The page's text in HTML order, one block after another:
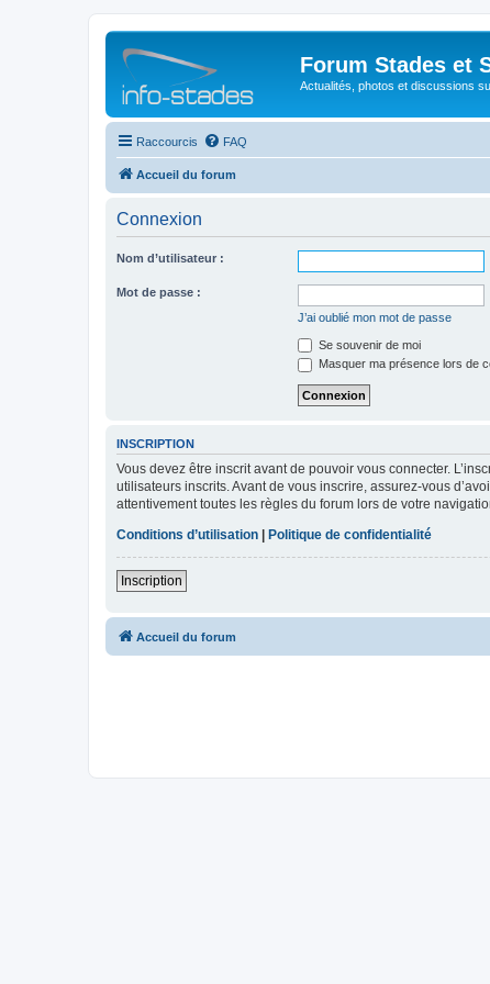
Forum Stades et
Actualités, photos et discussions
Raccourcis FAQ
Accueil du forum
Connexion
Nom d’utilisateur :
Mot de passe :
J’ai oublié mon mot de passe
Se souvenir de moi
Masquer ma présence lors de
INSCRIPTION
Vous devez être inscrit avant de pouvoir vous connecter.
utilisateurs inscrits. Avant de vous inscrire, assurez-vous
attentivement toutes les règles du forum lors de votre
Conditions d’utilisation
Politique de confidentialité
Inscription
Accueil du forum